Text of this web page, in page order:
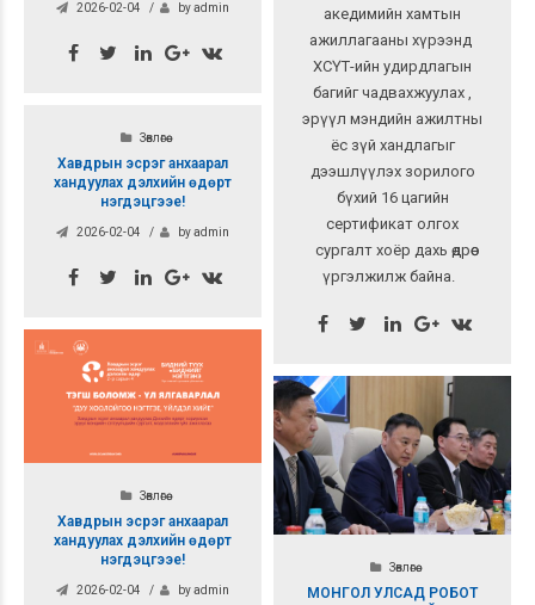
акедимийн хамтын
ажиллагааны хүрээнд
ХСҮТ-ийн удирдлагын
багийг чадвахжуулах ,
эрүүл мэндийн ажилтны
ёс зүй хандлагыг
дээшлүүлэх зорилого
бүхий 16 цагийн
сертификат олгох
сургалт хоёр дахь өдрөө
үргэлжилж байна.
2026-02-04 by admin
Зөвлөгөө
Хавдрын эсрэг анхаарал
хандуулах дэлхийн өдөрт
нэгдэцгээе!
2026-02-04 by admin
Зөвлөгөө
Хавдрын эсрэг анхаарал
хандуулах дэлхийн өдөрт
нэгдэцгээе!
2026-02-04 by admin
Зөвлөгөө
МОНГОЛ УЛСАД РОБОТ